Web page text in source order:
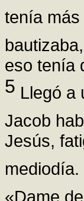
tenía
eso tenía
5 Llegó a
Jacob
Jesús,
mediodía.
«Dame